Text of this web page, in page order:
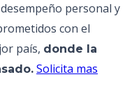
personal y
con el
país, donde la
Solicita mas